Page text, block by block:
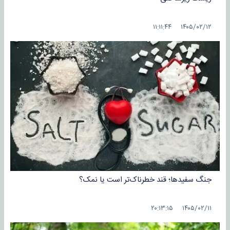
۱۴۰۵/۰۲/۱۲ ۱۱:۱۱:۴۴
جنگ سفیدها؛ قند خطرناک‌تر است یا نمک؟
۱۴۰۵/۰۲/۱۱ ۲۰:۱۳:۱۵